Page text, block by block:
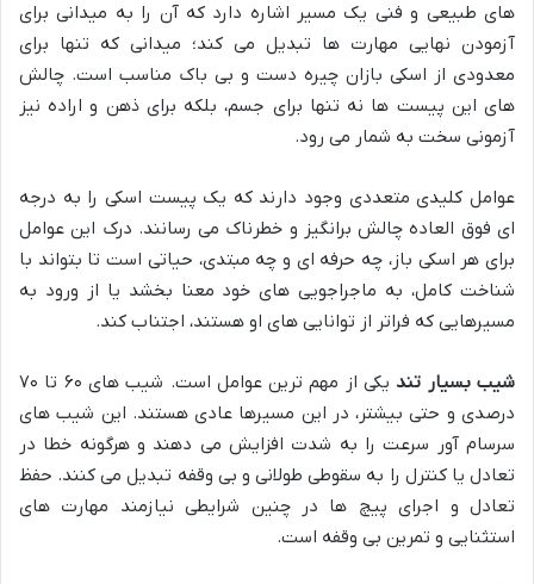
های طبیعی و فنی یک مسیر اشاره دارد که آن را به میدانی برای
آزمودن نهایی مهارت ها تبدیل می کند؛ میدانی که تنها برای
معدودی از اسکی بازان چیره دست و بی باک مناسب است. چالش
های این پیست ها نه تنها برای جسم، بلکه برای ذهن و اراده نیز
آزمونی سخت به شمار می رود.
عوامل کلیدی متعددی وجود دارند که یک پیست اسکی را به درجه
ای فوق العاده چالش برانگیز و خطرناک می رسانند. درک این عوامل
برای هر اسکی باز، چه حرفه ای و چه مبتدی، حیاتی است تا بتواند با
شناخت کامل، به ماجراجویی های خود معنا بخشد یا از ورود به
مسیرهایی که فراتر از توانایی های او هستند، اجتناب کند.
شیب بسیار تند
یکی از مهم ترین عوامل است. شیب های ۶۰ تا ۷۰
درصدی و حتی بیشتر، در این مسیرها عادی هستند. این شیب های
سرسام آور سرعت را به شدت افزایش می دهند و هرگونه خطا در
تعادل یا کنترل را به سقوطی طولانی و بی وقفه تبدیل می کنند. حفظ
تعادل و اجرای پیچ ها در چنین شرایطی نیازمند مهارت های
استثنایی و تمرین بی وقفه است.